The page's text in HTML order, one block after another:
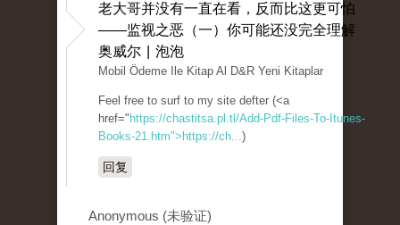
老大哥并没有一直在看，反而比这更可怕
——监视之恶（一）你可能还没完全理解
奥威尔 | 泡泡
Mobil Ödeme Ile Kitap Al D&R Yeni Kitaplar
Feel free to surf to my site defter (<a
href=" https://chastitsa.pl.tl/Add-Pdf-Files-To-Itunes-
Books-21.htm">https://ch...)
回复
Anonymous (未验证)